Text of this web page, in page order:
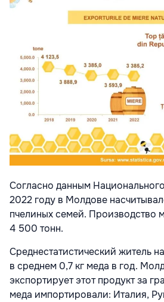
Согласно данным
2022 году в Молдове
пчелиных семей. Производство
4 500 тонн.
Среднестатистический житель
в среднем 0,7 кг меда в год.
экспортирует этот продукт за
меда импортировали: Италия,